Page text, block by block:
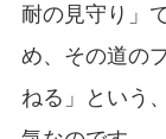
耐の見守り」
め、その道の
ねる」という